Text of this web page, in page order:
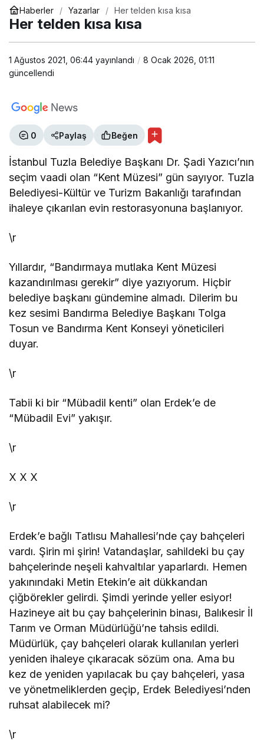
"HERŞEYE RAĞMEN BALIKESİRSPOR"
ÖNDER BALIKÇI
MUHARREM KAYNAK
"VATAN, MİLLET ve BAYRAK SEVGİSİ"
ALP KAAN
"ÖRT Kİ ÖLEM"
ÖNDER BALIKÇI
"CHP’deki avukatlar!"
Haberler Yazarlar Her telden kısa kısa
Her telden kısa kısa
1 Ağustos 2021, 06:44 yayınlandı
8 Ocak 2026, 01:11
güncellendi
0 Paylaş Beğen
İstanbul Tuzla Belediye Başkanı Dr. Şadi Yazıcı’nın
seçim vaadi olan “Kent Müzesi” gün sayıyor. Tuzla
Belediyesi-Kültür ve Turizm Bakanlığı tarafından
ihaleye çıkarılan evin restorasyonuna başlanıyor.
\r
Yıllardır, “Bandırmaya mutlaka Kent Müzesi
kazandırılması gerekir” diye yazıyorum. Hiçbir
belediye başkanı gündemine almadı. Dilerim bu
kez sesimi Bandırma Belediye Başkanı Tolga
Tosun ve Bandırma Kent Konseyi yöneticileri
duyar.
\r
Tabii ki bir “Mübadil kenti” olan Erdek’e de
“Mübadil Evi” yakışır.
\r
X X X
\r
Erdek’e bağlı Tatlısu Mahallesi’nde çay bahçeleri
vardı. Şirin mi şirin! Vatandaşlar, sahildeki bu çay
bahçelerinde neşeli kahvaltılar yaparlardı. Hemen
yakınındaki Metin Etekin’e ait dükkandan
çiğbörekler gelirdi. Şimdi yerinde yeller esiyor!
Hazineye ait bu çay bahçelerinin binası, Balıkesir İl
Tarım ve Orman Müdürlüğü’ne tahsis edildi.
Müdürlük, çay bahçeleri olarak kullanılan yerleri
yeniden ihaleye çıkaracak sözüm ona. Ama bu
kez de yeniden yapılacak bu çay bahçeleri, yasa
ve yönetmeliklerden geçip, Erdek Belediyesi’nden
ruhsat alabilecek mi?
\r